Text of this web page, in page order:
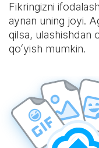
Fikringizni
aynan uning joyi.
qilsa, ulashishdan
qoʻyish mumkin.